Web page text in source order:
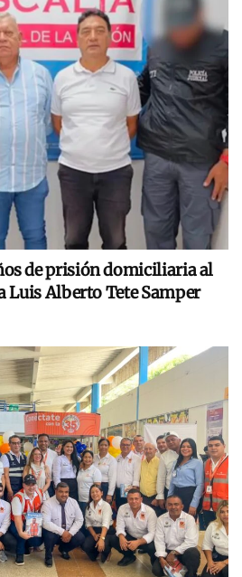
de prisión domiciliaria al
Luis Alberto Tete Samper